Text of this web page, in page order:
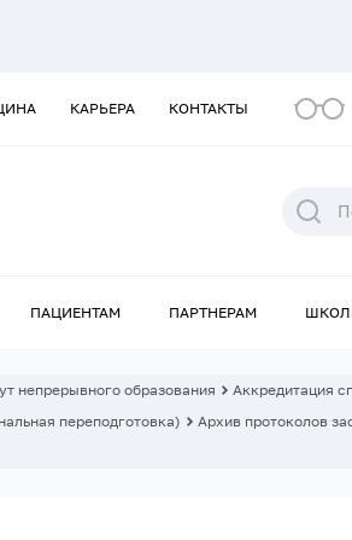
КАРЬЕРА КОНТАКТЫ
ПАЦИЕНТАМ ПАРТНЕРАМ
непрерывного образования
Аккредитация
переподготовка)
Архив протоколов